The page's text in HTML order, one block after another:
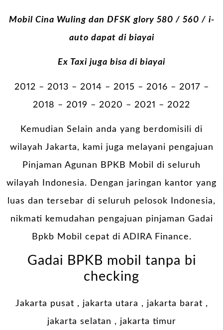
Mobil Cina Wuling dan DFSK glory 580 / 560 / i-
auto dapat di biayai
Ex Taxi juga bisa di biayai
2012 – 2013 – 2014 – 2015 – 2016 – 2017 –
2018 – 2019 – 2020 – 2021 – 2022
Kemudian Selain anda yang berdomisili di
wilayah Jakarta, kami juga melayani pengajuan
Pinjaman Agunan BPKB Mobil di seluruh
wilayah Indonesia. Dengan jaringan kantor yang
luas dan tersebar di seluruh pelosok Indonesia,
nikmati kemudahan pengajuan pinjaman Gadai
Bpkb Mobil cepat di ADIRA Finance.
Gadai BPKB mobil tanpa bi
checking
Jakarta pusat , jakarta utara , jakarta barat ,
jakarta selatan , jakarta timur